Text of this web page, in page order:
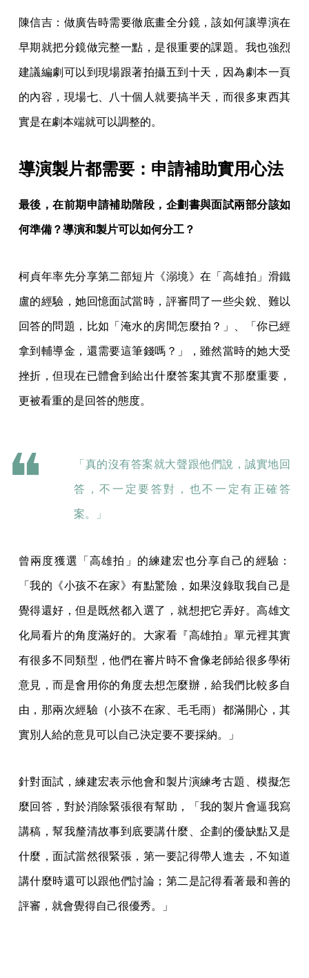
陳信吉：做廣告時需要徹底畫全分鏡，該如何讓導演在
早期就把分鏡做完整一點，是很重要的課題。我也強烈
建議編劇可以到現場跟著拍攝五到十天，因為劇本一頁
的內容，現場七、八十個人就要搞半天，而很多東西其
實是在劇本端就可以調整的。
導演製片都需要：申請補助實用心法
最後，在前期申請補助階段，企劃書與面試兩部分該如
何準備？導演和製片可以如何分工？
柯貞年率先分享第二部短片《溺境》在「高雄拍」滑鐵
盧的經驗，她回憶面試當時，評審問了一些尖銳、難以
回答的問題，比如「淹水的房間怎麼拍？」、「你已經
拿到輔導金，還需要這筆錢嗎？」，雖然當時的她大受
挫折，但現在已體會到給出什麼答案其實不那麼重要，
更被看重的是回答的態度。
「真的沒有答案就大聲跟他們說，誠實地回
答，不一定要答對，也不一定有正確答
案。」
曾兩度獲選「高雄拍」的練建宏也分享自己的經驗：
「我的《小孩不在家》有點驚險，如果沒錄取我自己是
覺得還好，但是既然都入選了，就想把它弄好。高雄文
化局看片的角度滿好的。大家看『高雄拍』單元裡其實
有很多不同類型，他們在審片時不會像老師給很多學術
意見，而是會用你的角度去想怎麼辦，給我們比較多自
由，那兩次經驗（小孩不在家、毛毛雨）都滿開心，其
實別人給的意見可以自己決定要不要採納。」
針對面試，練建宏表示他會和製片演練考古題、模擬怎
麼回答，對於消除緊張很有幫助，「我的製片會逼我寫
講稿，幫我釐清故事到底要講什麼、企劃的優缺點又是
什麼，面試當然很緊張，第一要記得帶人進去，不知道
講什麼時還可以跟他們討論；第二是記得看著最和善的
評審，就會覺得自己很優秀。」